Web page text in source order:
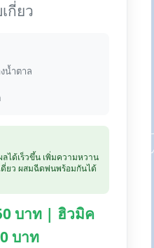
กี่ยว
น้ำตาล
ได้เร็วขึ้น เพิ่มความหวาน
ยว ผสมฉีดพ่นพร้อมกันได้
บาท | ฮิวมิค
บาท